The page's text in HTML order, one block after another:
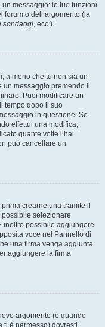
messaggio: le tue funzioni
o dell’argomento (la
sondaggi, ecc.).
a meno che tu non sia un
messaggio premendo il
Puoi modificare un
tempo dopo il suo
in questione. Se
effettui una modifica,
quante volte l’hai
può cancellare un
crearne una tramite il
possibile selezionare
inoltre possibile aggiungere
voce nel Pannello di
una firma venga aggiunta
aggiungere la firma
argomento (o quando
ti è permesso) dovresti